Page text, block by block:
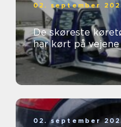
02. september
De skøreste
har kørt på vejene
02. september